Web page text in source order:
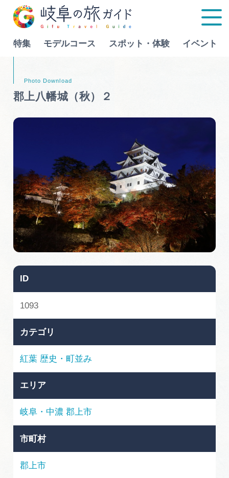
特集 モデルコース スポット・体験 イベント
特集
スポット・体験
イベント
グルメ
旅の予約
インフォメーション
ぎふ旅レポーター記事
早わかり岐阜
買い物・お土産
体験予約サイト「ＶＩＳＩＴ岐阜県」
岐阜県アウトドア観光キャンペーン
岐阜県まるごと観光エリアガイド
Language
行きたいリストを見る
郡上八幡城（秋）２
ID
1093
カテゴリ
紅葉 歴史・町並み
エリア
岐阜・中濃 郡上市
市町村
郡上市